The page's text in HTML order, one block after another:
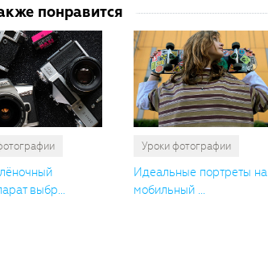
понравится
выбр...
Уроки фотографии
Идеальные портреты на
мобильный ...